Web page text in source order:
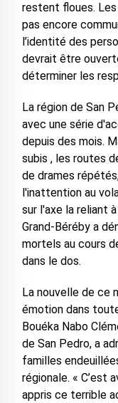
restent floues. Les
pas encore
l’identité des
devrait être
déterminer les
La région de San
avec une série
depuis des mois.
subis , les routes
de drames
l'inattention au
sur l'axe la reliant
Grand-Béréby a
mortels au cours
dans le dos.
La nouvelle de ce
émotion dans
Bouéka Nabo
de San Pedro, a
familles
régionale. « C’est
appris ce terrible